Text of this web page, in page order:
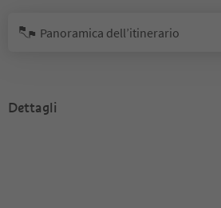
Panoramica dell’itinerario
Dettagli